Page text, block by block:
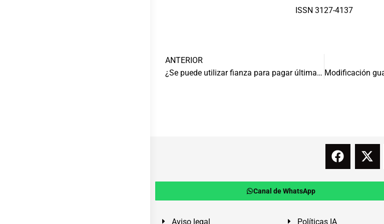
ISSN 3127-4137
ANTERIOR
¿Se puede utilizar fianza para pagar últimas rentas?
Canal de WhatsApp
Aviso legal Políticas IA